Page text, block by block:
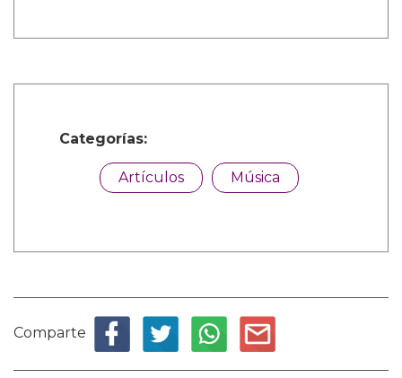
Categorías:
Artículos Música
Comparte